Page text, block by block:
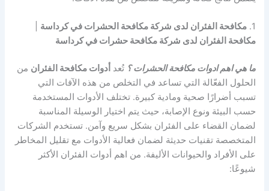
1. مكافحة الفئران لدى شركة مكافحة الحشرات في كرداسة
مكافحة الفئران لدى شركة مكافحة حشرات في كرداسة
ما هي اهم ادوات مكافحة الحشرات ؟ تُعد أدوات مكافحة الفئران من
الحلول الفعّالة التي تساعد في التخلص من هذه الآفات التي
تسبب أضرارًا صحية ومادية كبيرة. تختلف الأدوات المستخدمة
حسب البيئة ونوع الإصابة، حيث يتم اختيار الوسيلة المناسبة
لضمان القضاء على الفئران بشكل سريع وآمن. تستخدم الشركات
المتخصصة تقنيات حديثة لضمان فعالية الأدوات مع تقليل المخاطر
على الأفراد والحيوانات الأليفة. من اهم أدوات الفئران الأكثر
شيوعًا: